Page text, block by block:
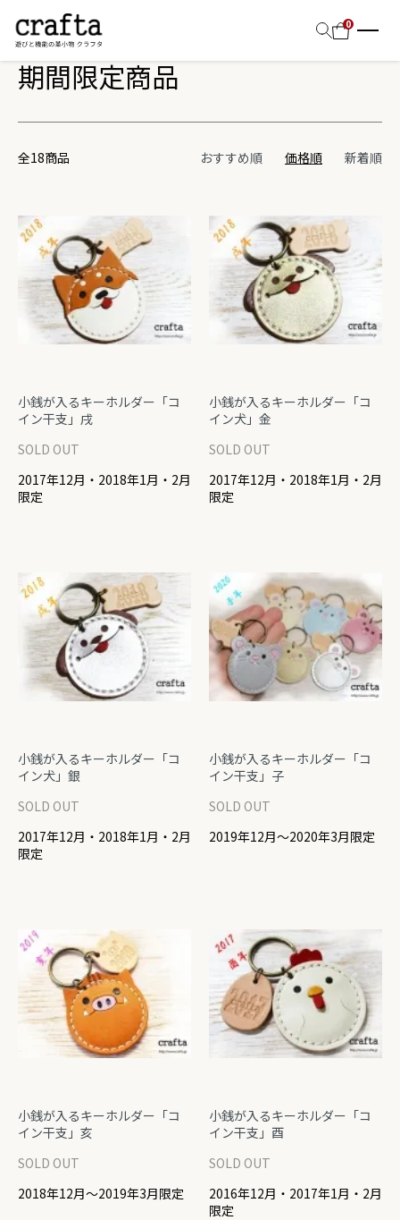
0
ホーム 期間限定商品
期間限定商品
全18商品 おすすめ順 価格順 新着順
小銭が入るキーホルダー「コ
イン干支」戌
SOLD OUT
2017年12月・2018年1月・2月
限定
小銭が入るキーホルダー「コ
イン犬」金
SOLD OUT
2017年12月・2018年1月・2月
限定
小銭が入るキーホルダー「コ
イン犬」銀
SOLD OUT
2017年12月・2018年1月・2月
限定
小銭が入るキーホルダー「コ
イン干支」子
SOLD OUT
2019年12月～2020年3月限定
小銭が入るキーホルダー「コ
イン干支」亥
SOLD OUT
2018年12月～2019年3月限定
小銭が入るキーホルダー「コ
イン干支」酉
SOLD OUT
2016年12月・2017年1月・2月
限定